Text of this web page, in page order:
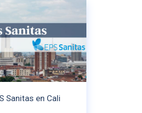
Sanitas en Cali